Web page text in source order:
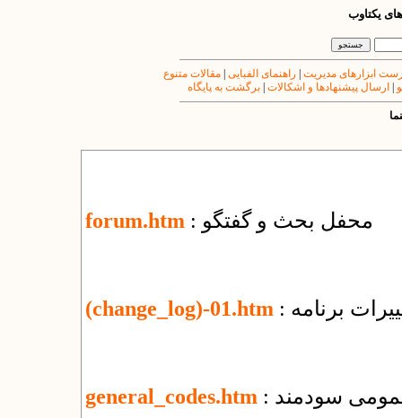
یکتاوب
ابزارهای مدیریت راهنمای الفبایی |مقالات متنوع
ارسال پیشنهادها و اشکالات برگشت به پایگاه
forum.htm : محفل بحث و گفتگو
(change_log)-01.htm برنامه
general_codes.htm سودمند